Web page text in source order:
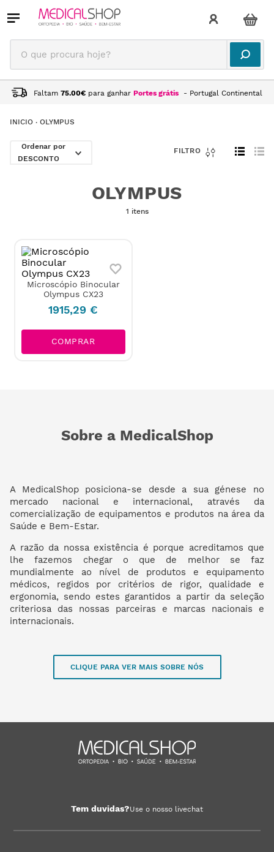
O que procura hoje?
Faltam 75.00€ para ganhar Portes grátis - Portugal Continental
OLYMPUS
DESCONTO
OLYMPUS
1 itens
Microscópio Binocular
Olympus CX23
1915,29 €
COMPRAR
Sobre a MedicalShop
A MedicalShop posiciona-se desde a sua génese no
mercado nacional e internacional, através da
comercialização de equipamentos e produtos na área da
Saúde e Bem-Estar.
A razão da nossa existência é porque acreditamos que
lhe fazemos chegar o que de melhor se faz
mundialmente ao nível de produtos e equipamento
médicos, regidos por critérios de rigor, qualidade e
ergonomia, sendo estes garantidos a partir da seleção
criteriosa das nossas parceiras e marcas nacionais e
internacionais.
CLIQUE PARA VER MAIS SOBRE NÓS
Tem duvidas?Use o nosso livechat